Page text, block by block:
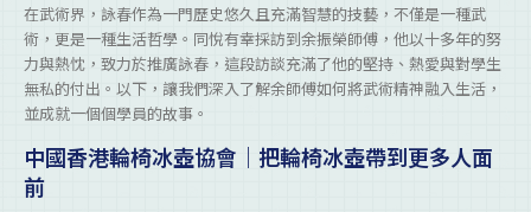
在武術界，詠春作為一門歷史悠久且充滿智慧的技藝，不僅是一種武
術，更是一種生活哲學。同悅有幸採訪到余振榮師傅，他以十多年的努
力與熱忱，致力於推廣詠春，這段訪談充滿了他的堅持、熱愛與對學生
無私的付出。以下，讓我們深入了解余師傅如何將武術精神融入生活，
並成就一個個學員的故事。
中國香港輪椅冰壺協會｜把輪椅冰壺帶到更多人面
前